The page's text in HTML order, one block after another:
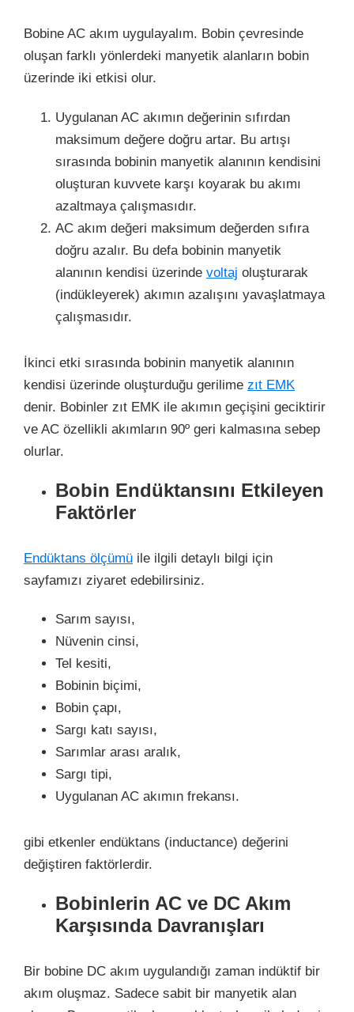
Bobine AC akım uygulayalım. Bobin çevresinde
oluşan farklı yönlerdeki manyetik alanların bobin
üzerinde iki etkisi olur.
Uygulanan AC akımın değerinin sıfırdan
maksimum değere doğru artar. Bu artışı
sırasında bobinin manyetik alanının kendisini
oluşturan kuvvete karşı koyarak bu akımı
azaltmaya çalışmasıdır.
AC akım değeri maksimum değerden sıfıra
doğru azalır. Bu defa bobinin manyetik
alanının kendisi üzerinde voltaj oluşturarak
(indükleyerek) akımın azalışını yavaşlatmaya
çalışmasıdır.
İkinci etki sırasında bobinin manyetik alanının
kendisi üzerinde oluşturduğu gerilime zıt EMK
denir. Bobinler zıt EMK ile akımın geçişini geciktirir
ve AC özellikli akımların 90º geri kalmasına sebep
olurlar.
Bobin Endüktansını Etkileyen
Faktörler
Endüktans ölçümü ile ilgili detaylı bilgi için
sayfamızı ziyaret edebilirsiniz.
Sarım sayısı,
Nüvenin cinsi,
Tel kesiti,
Bobinin biçimi,
Bobin çapı,
Sargı katı sayısı,
Sarımlar arası aralık,
Sargı tipi,
Uygulanan AC akımın frekansı.
gibi etkenler endüktans (inductance) değerini
değiştiren faktörlerdir.
Bobinlerin AC ve DC Akım
Karşısında Davranışları
Bir bobine DC akım uygulandığı zaman indüktif bir
akım oluşmaz. Sadece sabit bir manyetik alan